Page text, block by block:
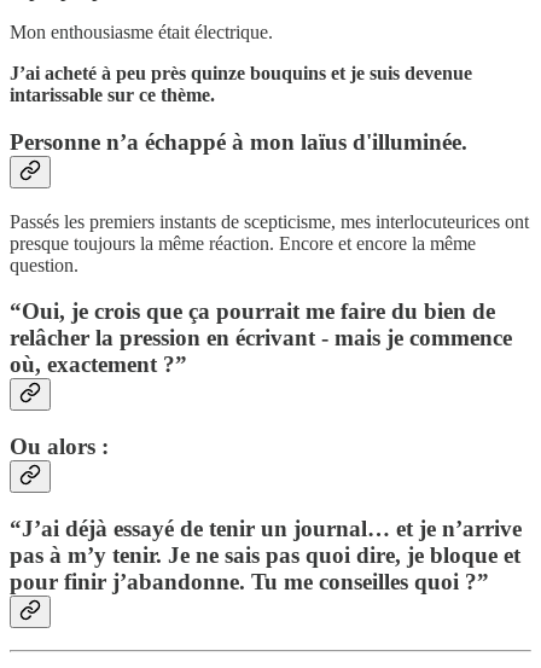
Mon enthousiasme était électrique.
J’ai acheté à peu près quinze bouquins et je suis devenue
intarissable sur ce thème.
Personne n’a échappé à mon laïus d'illuminée.
Passés les premiers instants de scepticisme, mes interlocuteurices ont
presque toujours la même réaction. Encore et encore la même
question.
“Oui, je crois que ça pourrait me faire du bien de
relâcher la pression en écrivant - mais je commence
où, exactement ?”
Ou alors :
“J’ai déjà essayé de tenir un journal… et je n’arrive
pas à m’y tenir. Je ne sais pas quoi dire, je bloque et
pour finir j’abandonne. Tu me conseilles quoi ?”